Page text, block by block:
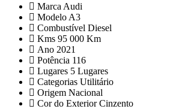
Marca Audi
Modelo A3
Combustível Diesel
Kms 95 000 Km
Ano 2021
Potência 116
Lugares 5 Lugares
Categorias Utilitário
Origem Nacional
Cor do ExteriorCinzento